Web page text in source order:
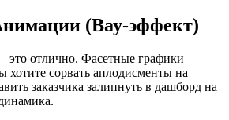
(Вау-эффект)
это отлично. Фасетные графики —
сорвать аплодисменты на
заказчика залипнуть в дашборд на